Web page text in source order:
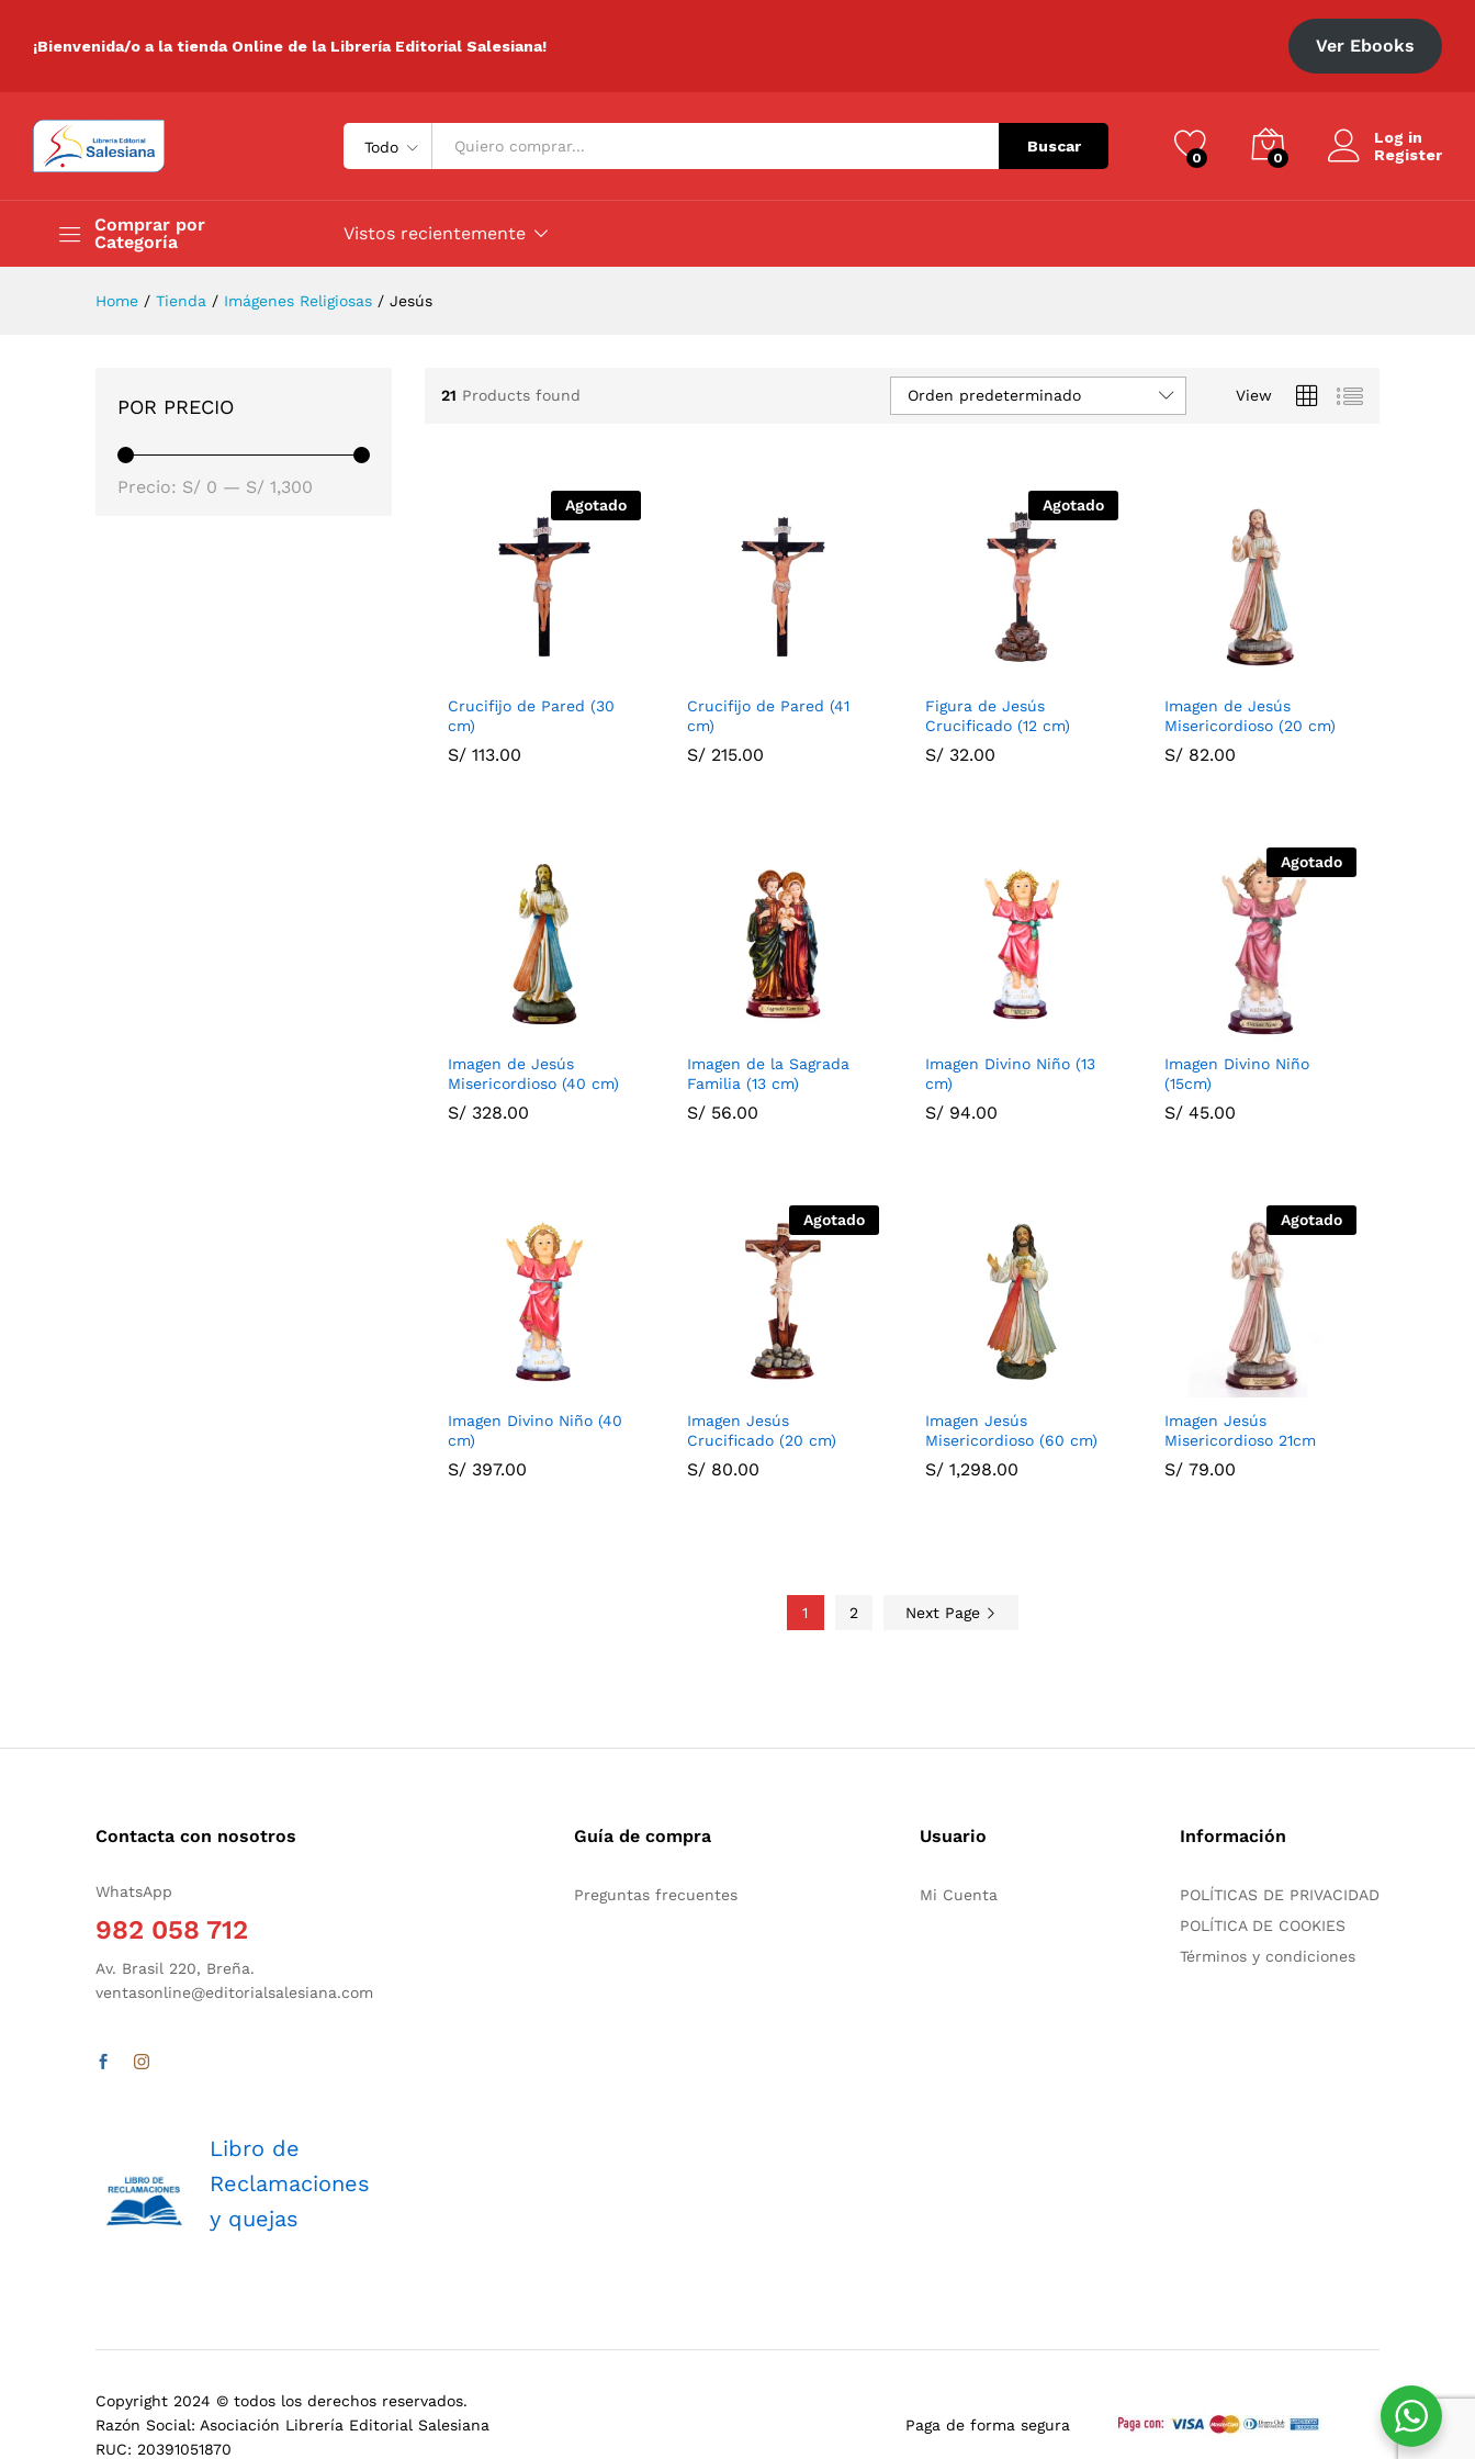
¡Bienvenida/o a la tienda Online de la Librería Editorial Salesiana! Ver Ebooks
Todo Buscar
0 0
Log in
Register
Comprar por
Categoría
Promociones
Vistos recientemente
Home / Tienda / Imágenes Religiosas / Jesús
21 Products found View
Orden predeterminado
Agotado
Crucifijo de Pared (30
cm)
S/ 113.00
S/ 113.00
Crucifijo de Pared (41
cm)
S/215.00
S/215.00
Agotado
Figura de Jesús
Crucificado (12 cm)
S/ 32.00
S/ 32.00
Imagen de Jesús
Misericordioso (20 cm)
S/82.00
S/82.00
Imagen de Jesús
Misericordioso (40 cm)
S/ 328.00
S/ 328.00
Imagen de la Sagrada
Familia (13 cm)
S/56.00
S/56.00
Imagen Divino Niño (13
cm)
S/ 94.00
S/ 94.00
Agotado
Imagen Divino Niño
(15cm)
S/45.00
S/45.00
Imagen Divino Niño (40
cm)
S/ 397.00
S/ 397.00
Agotado
Imagen Jesús
Crucificado (20 cm)
S/80.00
S/80.00
Imagen Jesús
Misericordioso (60 cm)
S/ 1,298.00
S/ 1,298.00
Agotado
Imagen Jesús
Misericordioso 21cm
S/79.00
S/79.00
1 2 Next Page
POR PRECIO
Precio: S/ 0 — S/ 1,300
Contacta con nosotros
WhatsApp
982 058 712
Av. Brasil 220, Breña.
ventasonline@editorialsalesiana.com
Libro de
Reclamaciones
y quejas
Guía de compra
Preguntas frecuentes
Usuario
Mi Cuenta
Información
POLÍTICAS DE PRIVACIDAD
POLÍTICA DE COOKIES
Términos y condiciones
Copyright 2024 © todos los derechos reservados.
Razón Social: Asociación Librería Editorial Salesiana
RUC: 20391051870
Paga de forma segura